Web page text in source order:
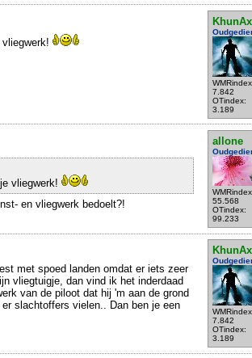
7.842
OTindex:
3.189
allone
55.568
OTindex:
99.233
vliegwerk!
en vliegwerk bedoelt?!
7.842
OTindex:
3.189
met spoed landen omdat er iets zeer
vliegtuigje, dan vind ik het inderdaad
van de piloot dat hij 'm aan de grond
slachtoffers vielen.. Dan ben je een